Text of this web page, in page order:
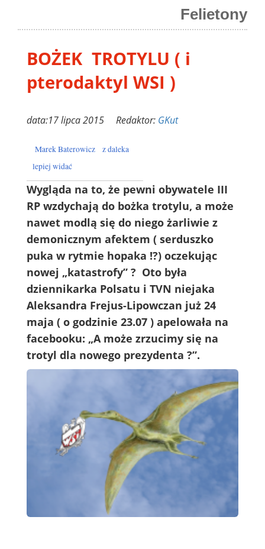
Felietony
BOŻEK TROTYLU ( i
pterodaktyl WSI )
data:17 lipca 2015 Redaktor: GKut
Marek Baterowicz
z daleka
lepiej widać
Wygląda na to, że pewni obywatele III
RP wzdychają do bożka trotylu, a może
nawet modlą się do niego żarliwie z
demonicznym afektem ( serduszko
puka w rytmie hopaka !?) oczekując
nowej „katastrofy” ? Oto była
dziennikarka Polsatu i TVN niejaka
Aleksandra Frejus-Lipowczan już 24
maja ( o godzinie 23.07 ) apelowała na
facebooku: „A może zrzucimy się na
trotyl dla nowego prezydenta ?”.